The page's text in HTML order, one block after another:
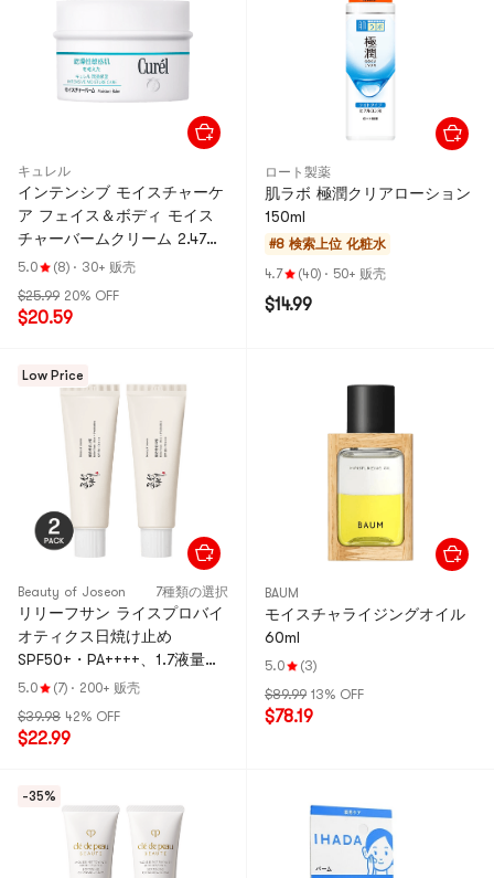
キュレル
インテンシブ モイスチャーケ
ア フェイス＆ボディ モイス
チャーバームクリーム 2.47オ
ンス
5.0 (8) · 30+ 贩壳
$25.99 20% OFF
$20.59
ロート製薬
肌ラボ 極潤クリアローション
150ml
#8 検索上位 化粧水
4.7
(40) · 50+ 贩壳
$14.99
Low Price
Beauty of Joseon 7種類の選択
リリーフサン ライスプロバイ
オティクス日焼け止め
SPF50+・PA++++、1.7液量オ
ンス×2【バリューパック】
5.0 (7) · 200+ 贩壳
$39.98 42% OFF
$22.99
BAUM
モイスチャライジングオイル
60ml
5.0
(3)
$89.99 13% OFF
$78.19
-35%